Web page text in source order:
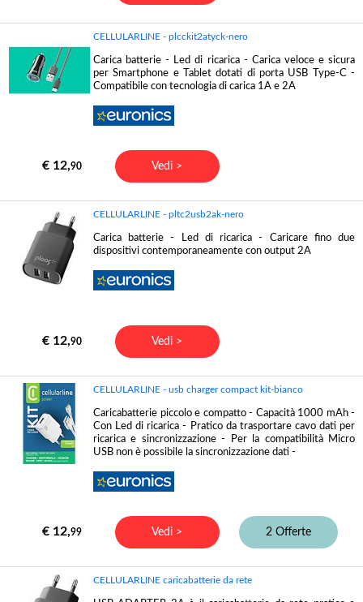
CELLULARLINE - plcckit2atyck-nero
Carica batterie - Led di ricarica - Carica veloce e sicura
per Smartphone e Tablet dotati di porta USB Type-C -
Compatibile con tecnologia di carica 1A e 2A
€ 12,90 Vedi >
CELLULARLINE - pltc2usb2ak-nero
Carica batterie - Led di ricarica - Caricare fino due
dispositivi contemporaneamente con output 2A
€ 12,90 Vedi >
CELLULARLINE - usb charger compact kit-bianco
Caricabatterie piccolo e compatto - Capacità 1000 mAh -
Con Led di ricarica - Pratico da trasportare cavo dati per
ricarica e sincronizzazione - Per la compatibilità Micro
USB non è possibile la sincronizzazione dati -
€ 12,99 Vedi > 2 Offerte
CELLULARLINE caricabatterie da rete